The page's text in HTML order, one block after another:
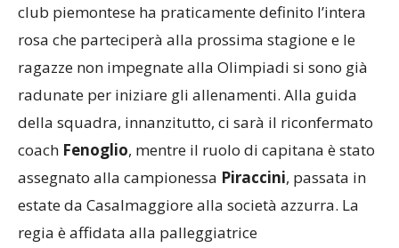
club piemontese ha praticamente definito l’intera
rosa che parteciperà alla prossima stagione e le
ragazze non impegnate alla Olimpiadi si sono già
radunate per iniziare gli allenamenti. Alla guida
della squadra, innanzitutto, ci sarà il riconfermato
coach Fenoglio, mentre il ruolo di capitana è stato
assegnato alla campionessa Piraccini, passata in
estate da Casalmaggiore alla società azzurra. La
regia è affidata alla palleggiatrice